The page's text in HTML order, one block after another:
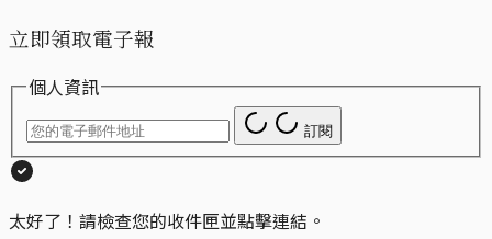
立即領取電子報
個人資訊
訂閱
太好了！請檢查您的收件匣並點擊連結。